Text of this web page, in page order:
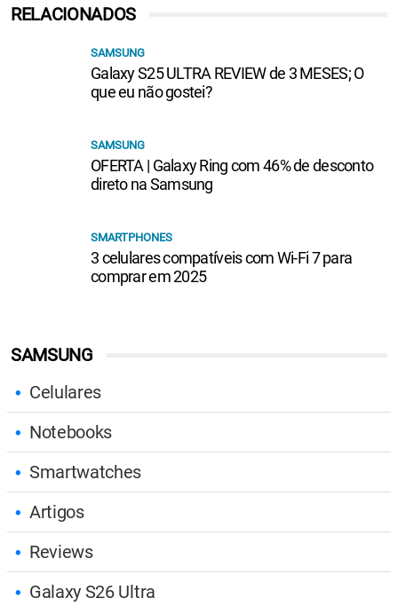
SAMSUNG
Celulares
Notebooks
Smartwatches
Artigos
Reviews
Galaxy S26 Ultra
RELACIONADOS
SAMSUNG
Galaxy S25 ULTRA REVIEW de 3 MESES; O
que eu não gostei?
SAMSUNG
OFERTA | Galaxy Ring com 46% de desconto
direto na Samsung
SMARTPHONES
3 celulares compatíveis com Wi-Fi 7 para
comprar em 2025